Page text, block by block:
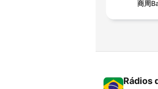
商周
Rádios